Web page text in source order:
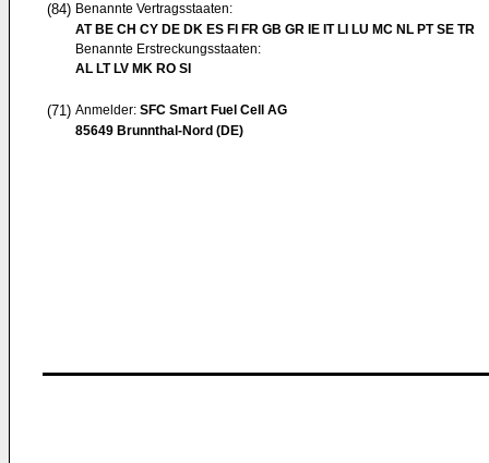
(84) Benannte Vertragsstaaten:
AT BE CH CY DE DK ES FI FR GB GR IE IT LI LU MC NL PT SE TR
Benannte Erstreckungsstaaten:
AL LT LV MK RO SI
(71) Anmelder: SFC Smart Fuel Cell AG
85649 Brunnthal-Nord (DE)